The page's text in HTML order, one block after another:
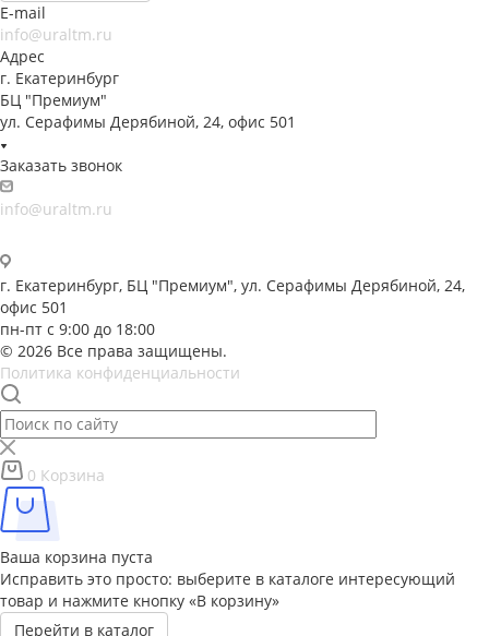
E-mail
info@uraltm.ru
Адрес
г. Екатеринбург
БЦ "Премиум"
ул. Серафимы Дерябиной, 24, офис 501
Заказать звонок
info@uraltm.ru
г. Екатеринбург, БЦ "Премиум", ул. Серафимы Дерябиной, 24,
офис 501
пн-пт с 9:00 до 18:00
© 2026 Все права защищены.
Политика конфиденциальности
0 Корзина
Ваша корзина пуста
Исправить это просто: выберите в каталоге интересующий
товар и нажмите кнопку «В корзину»
Перейти в каталог